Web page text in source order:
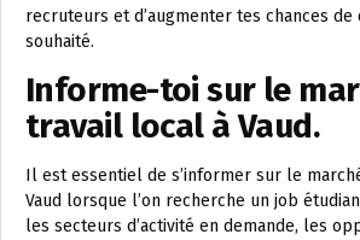
recruteurs et d’augmenter tes chances
souhaité.
Informe-toi sur le
travail local à Vaud.
Il est essentiel de s’informer sur le
Vaud lorsque l’on recherche un job
les secteurs d’activité en demande, les